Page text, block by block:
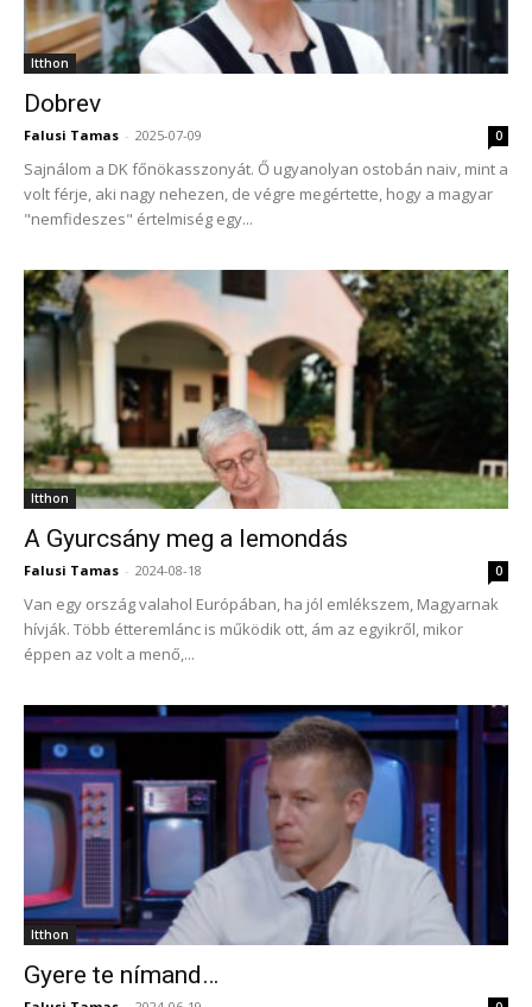
Itthon
Dobrev
Falusi Tamas - 2025-07-09 0
Sajnálom a DK főnökasszonyát. Ő ugyanolyan ostobán naiv, mint a
volt férje, aki nagy nehezen, de végre megértette, hogy a magyar
"nemfideszes" értelmiség egy...
Itthon
A Gyurcsány meg a lemondás
Falusi Tamas - 2024-08-18 0
Van egy ország valahol Európában, ha jól emlékszem, Magyarnak
hívják. Több étteremlánc is működik ott, ám az egyikről, mikor
éppen az volt a menő,...
Itthon
Gyere te nímand…